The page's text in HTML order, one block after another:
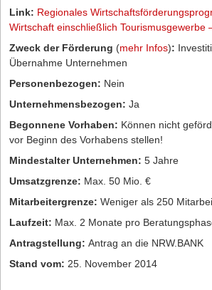
Link: Regionales
Wirtschaft einschließlich Tourismusgewerbe
Zweck der Förderung (mehr Infos):
Übernahme Unternehmen
Personenbezogen: Nein
Unternehmensbezogen: Ja
Begonnene Vorhaben: Können nicht
vor Beginn des Vorhabens stellen!
Mindestalter Unternehmen: 5 Jahre
Umsatzgrenze: Max. 50 Mio. €
Mitarbeitergrenze: Weniger als 250
Laufzeit: Max. 2 Monate pro
Antragstellung: Antrag an die NRW.BANK
Stand vom: 25. November 2014